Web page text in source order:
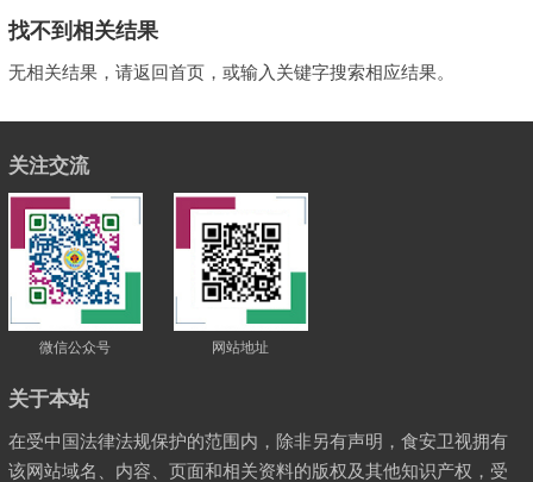
找不到相关结果
无相关结果，请返回首页，或输入关键字搜索相应结果。
关注交流
微信公众号 网站地址
关于本站
在受中国法律法规保护的范围内，除非另有声明，食安卫视拥有
该网站域名、内容、页面和相关资料的版权及其他知识产权，受